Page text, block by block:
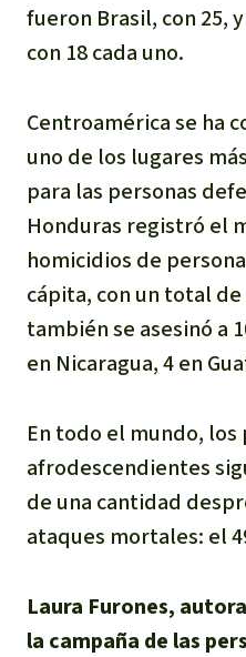
fueron Brasil, con 25,
con 18 cada uno.
Centroamérica se ha
uno de los lugares
para las personas
Honduras registró el
homicidios de
cápita, con un total de
también se asesinó a
en Nicaragua, 4 en
En todo el mundo,
afrodescendientes
de una cantidad
ataques mortales: el
Laura Furones,
la campaña de las